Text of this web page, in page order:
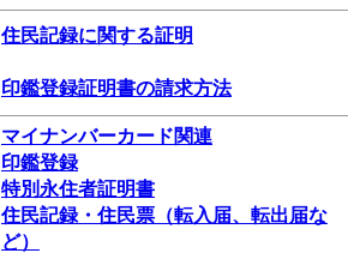
住民記録に関する証明
印鑑登録証明書の請求方法
マイナンバーカード関連
印鑑登録
特別永住者証明書
住民記録・住民票（転入届、転出届な
ど）